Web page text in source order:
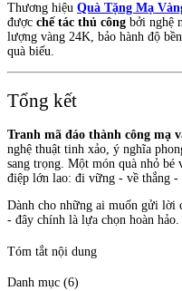
Thương hiệu Quà Tặng Mạ
được chế tác thủ công bởi nghệ
lượng vàng 24K, bảo hành độ
quà biếu.
Tổng kết
Tranh mã đáo thành công mạ
nghệ thuật tinh xảo, ý nghĩa
sang trọng. Một món quà nhỏ
điệp lớn lao: đi vững - về thắng -
Dành cho những ai muốn gửi lời
- đây chính là lựa chọn hoàn hảo.
Tóm tắt nội dung
Danh mục (6)